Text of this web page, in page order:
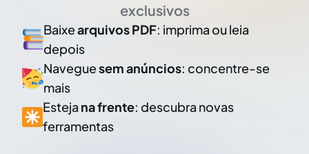
exclusivos
Baixearquivos PDF: imprima ou leia
depois
Naveguesem anúncios: concentre-se
mais
Esteja na frente: descubra novas
ferramentas